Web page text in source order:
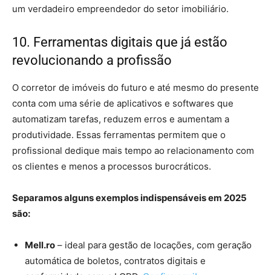
um verdadeiro empreendedor do setor imobiliário.
10. Ferramentas digitais que já estão
revolucionando a profissão
O corretor de imóveis do futuro e até mesmo do presente
conta com uma série de aplicativos e softwares que
automatizam tarefas, reduzem erros e aumentam a
produtividade. Essas ferramentas permitem que o
profissional dedique mais tempo ao relacionamento com
os clientes e menos a processos burocráticos.
Separamos alguns exemplos indispensáveis em 2025
são:
Mell.ro – ideal para gestão de locações, com geração
automática de boletos, contratos digitais e